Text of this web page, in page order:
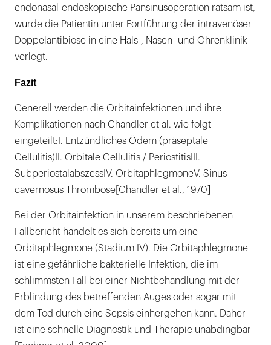
endonasal-endoskopische Pansinusoperation ratsam ist,
wurde die Patientin unter Fortführung der intravenöser
Doppelantibiose in eine Hals-, Nasen- und Ohrenklinik
verlegt.
Fazit
Generell werden die Orbitainfektionen und ihre
Komplikationen nach Chandler et al. wie folgt
eingeteilt:I. Entzündliches Ödem (präseptale
Cellulitis)II. Orbitale Cellulitis / PeriostitisIII.
SubperiostalabszessIV. OrbitaphlegmoneV. Sinus
cavernosus Thrombose[Chandler et al., 1970]
Bei der Orbitainfektion in unserem beschriebenen
Fallbericht handelt es sich bereits um eine
Orbitaphlegmone (Stadium IV). Die Orbitaphlegmone
ist eine gefährliche bakterielle Infektion, die im
schlimmsten Fall bei einer Nichtbehandlung mit der
Erblindung des betreffenden Auges oder sogar mit
dem Tod durch eine Sepsis einhergehen kann. Daher
ist eine schnelle Diagnostik und Therapie unabdingbar